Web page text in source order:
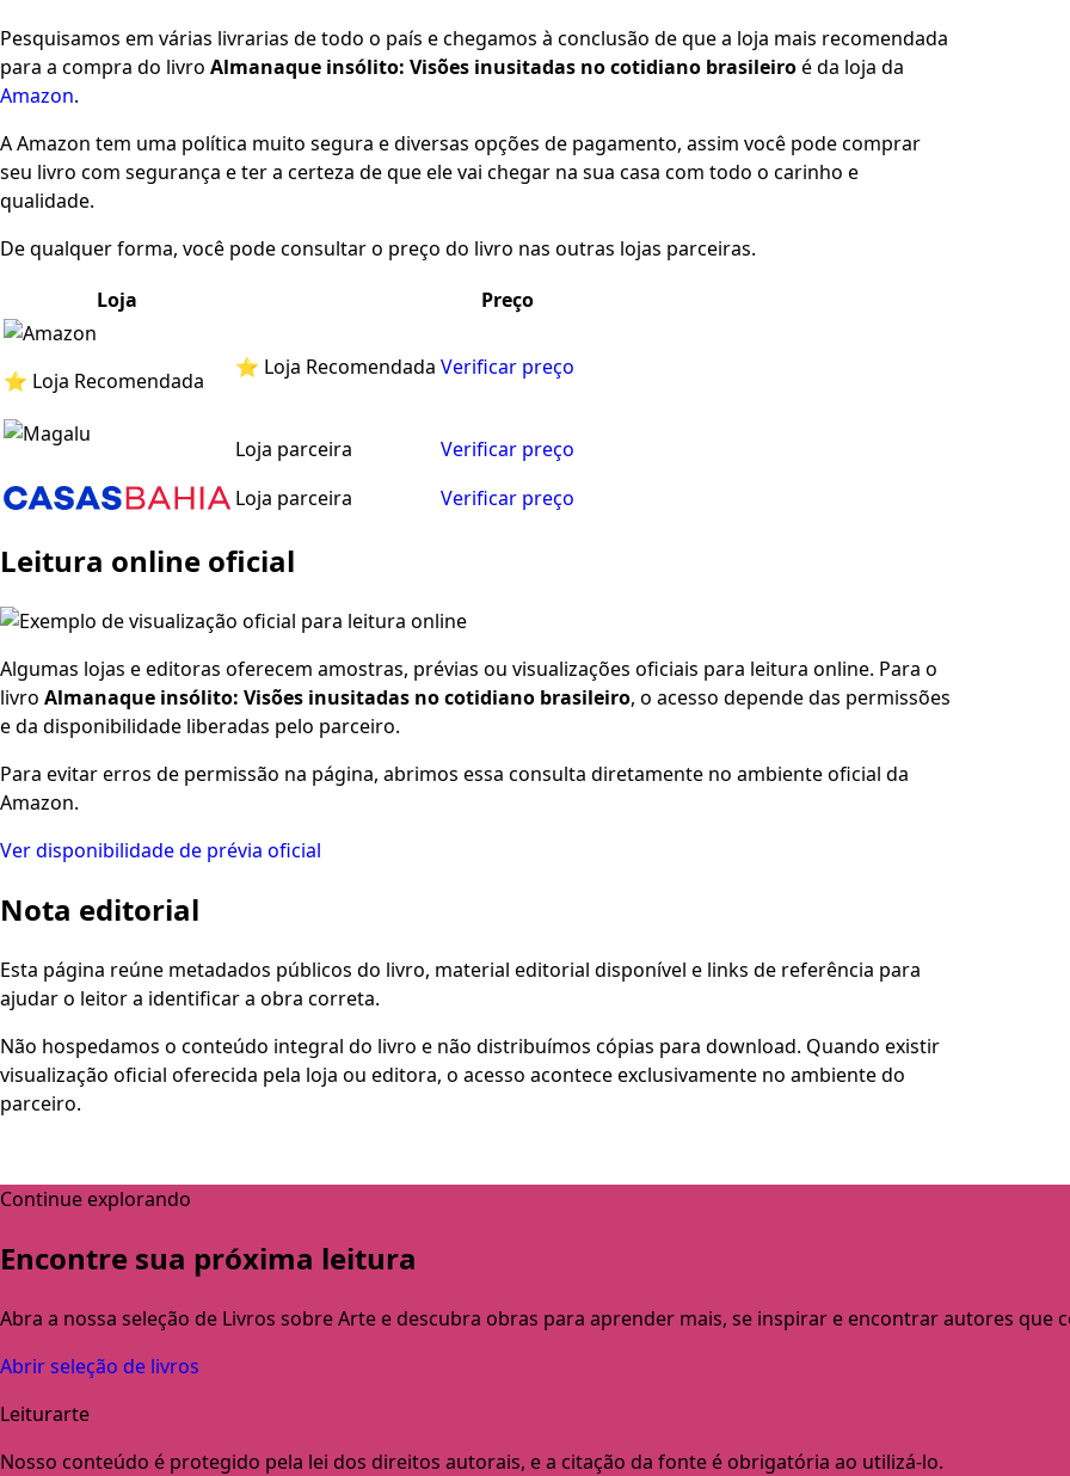
Pesquisamos em várias livrarias de todo o país e chegamos à conclusão de que a loja mais recomendada
para a compra do livro Almanaque insólito: Visões inusitadas no cotidiano brasileiroé da loja da
Amazon.
A Amazon tem uma política muito segura e diversas opções de pagamento, assim você pode comprar
seu livro com segurança e ter a certeza de que ele vai chegar na sua casa com todo o carinho e
qualidade.
De qualquer forma, você pode consultar o preço do livro nas outras lojas parceiras.
Loja
Preço
⭐ Loja Recomendada
⭐ Loja Recomendada Verificar preço
Loja parceira
Verificar preço
Loja parceira
Verificar preço
Leitura online oficial
Algumas lojas e editoras oferecem amostras, prévias ou visualizações oficiais para leitura online. Para o
livro Almanaque insólito: Visões inusitadas no cotidiano brasileiro, o acesso depende das permissões
e da disponibilidade liberadas pelo parceiro.
Para evitar erros de permissão na página, abrimos essa consulta diretamente no ambiente oficial da
Amazon.
Ver disponibilidade de prévia oficial
Nota editorial
Esta página reúne metadados públicos do livro, material editorial disponível e links de referência para
ajudar o leitor a identificar a obra correta.
Não hospedamos o conteúdo integral do livro e não distribuímos cópias para download. Quando existir
visualização oficial oferecida pela loja ou editora, o acesso acontece exclusivamente no ambiente do
parceiro.
Continue explorando
Encontre sua próxima leitura
Abra a nossa seleção de Livros sobre Arte e descubra obras para aprender mais, se inspirar e encontrar autores que
Abrir seleção de livros
Leiturarte
Nosso conteúdo é protegido pela lei dos direitos autorais, e a citação da fonte é obrigatória ao utilizá-lo.